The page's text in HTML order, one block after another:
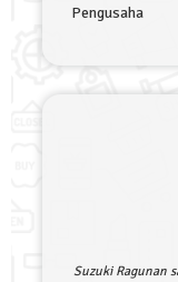
Pengusaha
Suzuki Ragunan